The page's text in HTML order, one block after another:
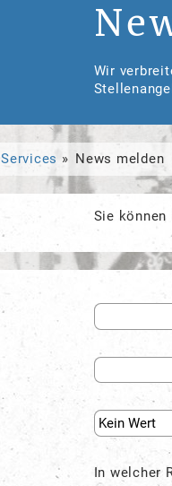
Wir
Services News melden
Sie können
In welcher